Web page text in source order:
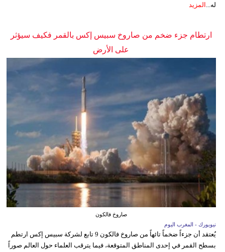
له... المزيد
ارتطام جزء ضخم من صاروخ سبيس إكس بالقمر فكيف سيؤثر
على الأرض
صاروخ فالكون
نيويورك - المغرب اليوم
يُعتقد أن جزءاً ضخماً تائهاً من صاروخ فالكون 9 تابع لشركة سبيس إكس ارتطم
بسطح القمر في إحدى المناطق المتوقعة، فيما يترقب العلماء حول العالم صوراً